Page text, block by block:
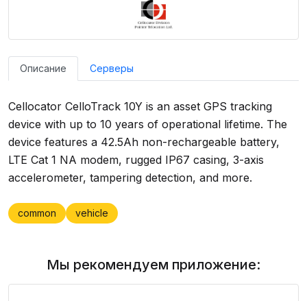
Описание Серверы
Cellocator CelloTrack 10Y is an asset GPS tracking
device with up to 10 years of operational lifetime. The
device features a 42.5Ah non-rechargeable battery,
LTE Cat 1 NA modem, rugged IP67 casing, 3-axis
accelerometer, tampering detection, and more.
common vehicle
Мы рекомендуем приложение: